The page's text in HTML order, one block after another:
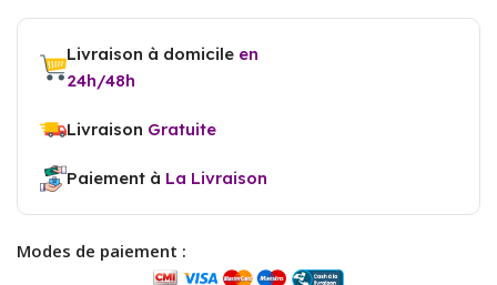
Livraison à domicile en
24h/48h
Livraison Gratuite
Paiement à La Livraison
Modes de paiement :